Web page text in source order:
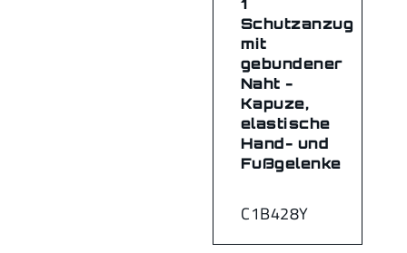
C1B428Y
1
Schutzanzug
mit
gebundener
Naht -
Kapuze,
elastische
Hand- und
Fußgelenke